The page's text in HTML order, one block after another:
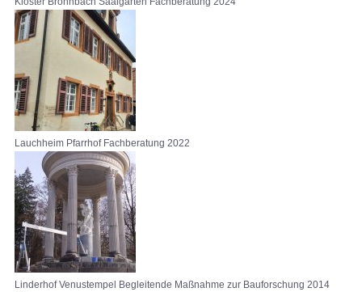
Lauchheim Pfarrhof Fachberatung 2022
Linderhof Venustempel Begleitende Maßnahme zur Bauforschung 2014